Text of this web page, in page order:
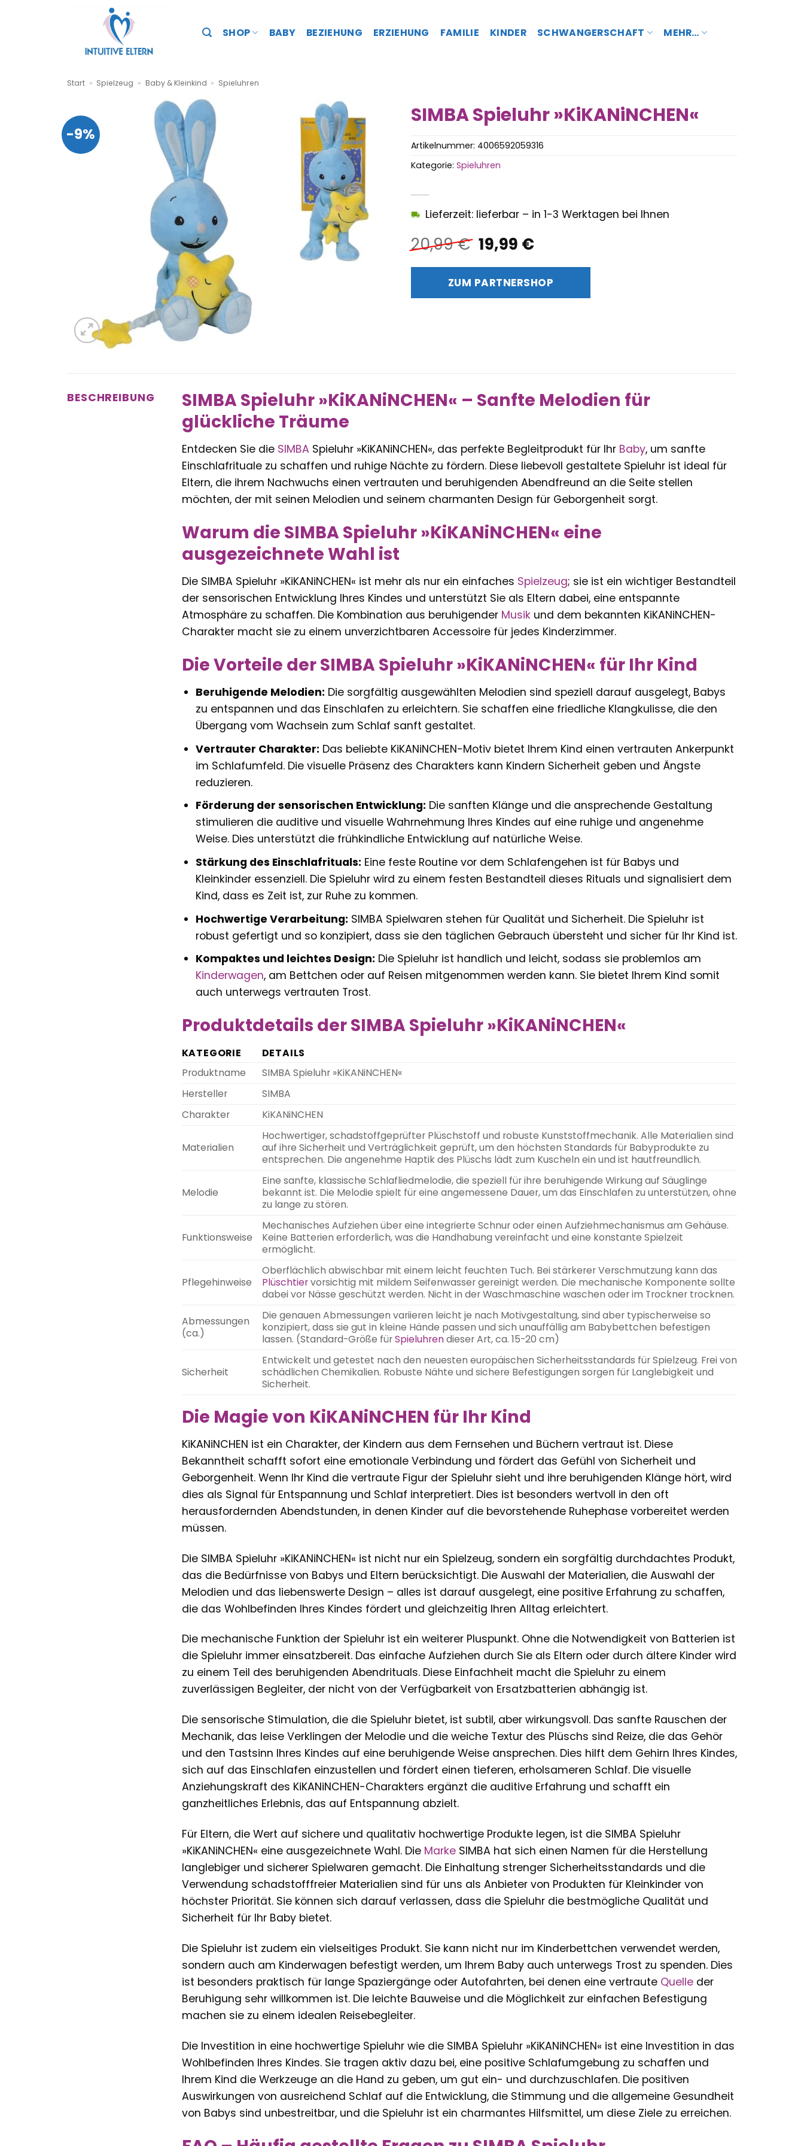
SHOP BABY BEZIEHUNG ERZIEHUNG FAMILIE KINDER SCHWANGERSCHAFT MEHR…
Start » Spielzeug » Baby & Kleinkind » Spieluhren
-9%
SIMBA Spieluhr »KiKANiNCHEN«
20,99€ Ursprünglicher
Preis
war:
20,99 €
19,99 €Aktueller
ist:
19,99 €.
Lieferzeit: lieferbar – in 1-3 Werktagen bei Ihnen
ZUM PARTNERSHOP
Artikelnummer: 4006592059316
Kategorie: Spieluhren
BESCHREIBUNG
SIMBA Spieluhr »KiKANiNCHEN« – Sanfte Melodien für
glückliche Träume
Entdecken Sie die SIMBASpieluhr »KiKANiNCHEN«, das perfekte Begleitprodukt für Ihr Baby, um sanfte
Einschlafrituale zu schaffen und ruhige Nächte zu fördern. Diese liebevoll gestaltete Spieluhr ist ideal für
Eltern, die ihrem Nachwuchs einen vertrauten und beruhigenden Abendfreund an die Seite stellen
möchten, der mit seinen Melodien und seinem charmanten Design für Geborgenheit sorgt.
Warum die SIMBA Spieluhr »KiKANiNCHEN« eine
ausgezeichnete Wahl ist
Die SIMBA Spieluhr »KiKANiNCHEN« ist mehr als nur ein einfaches Spielzeug; sie ist ein wichtiger Bestandteil
der sensorischen Entwicklung Ihres Kindes und unterstützt Sie als Eltern dabei, eine entspannte
Atmosphäre zu schaffen. Die Kombination aus beruhigender Musikund dem bekannten KiKANiNCHEN-
Charakter macht sie zu einem unverzichtbaren Accessoire für jedes Kinderzimmer.
Die Vorteile der SIMBA Spieluhr »KiKANiNCHEN« für Ihr Kind
Beruhigende Melodien: Die sorgfältig ausgewählten Melodien sind speziell darauf ausgelegt, Babys
zu entspannen und das Einschlafen zu erleichtern. Sie schaffen eine friedliche Klangkulisse, die den
Übergang vom Wachsein zum Schlaf sanft gestaltet.
Vertrauter Charakter: Das beliebte KiKANiNCHEN-Motiv bietet Ihrem Kind einen vertrauten Ankerpunkt
im Schlafumfeld. Die visuelle Präsenz des Charakters kann Kindern Sicherheit geben und Ängste
reduzieren.
Förderung der sensorischen Entwicklung: Die sanften Klänge und die ansprechende Gestaltung
stimulieren die auditive und visuelle Wahrnehmung Ihres Kindes auf eine ruhige und angenehme
Weise. Dies unterstützt die frühkindliche Entwicklung auf natürliche Weise.
Stärkung des Einschlafrituals: Eine feste Routine vor dem Schlafengehen ist für Babys und
Kleinkinder essenziell. Die Spieluhr wird zu einem festen Bestandteil dieses Rituals und signalisiert dem
Kind, dass es Zeit ist, zur Ruhe zu kommen.
Hochwertige Verarbeitung: SIMBA Spielwaren stehen für Qualität und Sicherheit. Die Spieluhr ist
robust gefertigt und so konzipiert, dass sie den täglichen Gebrauch übersteht und sicher für Ihr Kind ist.
Kompaktes und leichtes Design: Die Spieluhr ist handlich und leicht, sodass sie problemlos am
Kinderwagen, am Bettchen oder auf Reisen mitgenommen werden kann. Sie bietet Ihrem Kind somit
auch unterwegs vertrauten Trost.
Produktdetails der SIMBA Spieluhr »KiKANiNCHEN«
KATEGORIE
DETAILS
Produktname
SIMBA Spieluhr »KiKANiNCHEN«
Hersteller
SIMBA
Charakter
KiKANiNCHEN
Materialien
Hochwertiger, schadstoffgeprüfter Plüschstoff und robuste Kunststoffmechanik. Alle Materialien sind
auf ihre Sicherheit und Verträglichkeit geprüft, um den höchsten Standards für Babyprodukte zu
entsprechen. Die angenehme Haptik des Plüschs lädt zum Kuscheln ein und ist hautfreundlich.
Melodie
Eine sanfte, klassische Schlafliedmelodie, die speziell für ihre beruhigende Wirkung auf Säuglinge
bekannt ist. Die Melodie spielt für eine angemessene Dauer, um das Einschlafen zu unterstützen, ohne
zu lange zu stören.
Funktionsweise
Mechanisches Aufziehen über eine integrierte Schnur oder einen Aufziehmechanismus am Gehäuse.
Keine Batterien erforderlich, was die Handhabung vereinfacht und eine konstante Spielzeit
ermöglicht.
Pflegehinweise
Oberflächlich abwischbar mit einem leicht feuchten Tuch. Bei stärkerer Verschmutzung kann das
Plüschtiervorsichtig mit mildem Seifenwasser gereinigt werden. Die mechanische Komponente sollte
dabei vor Nässe geschützt werden. Nicht in der Waschmaschine waschen oder im Trockner trocknen.
Abmessungen
(ca.)
Die genauen Abmessungen variieren leicht je nach Motivgestaltung, sind aber typischerweise so
konzipiert, dass sie gut in kleine Hände passen und sich unauffällig am Babybettchen befestigen
lassen. (Standard-Größe fürSpieluhrendieser Art, ca. 15-20 cm)
Sicherheit
Entwickelt und getestet nach den neuesten europäischen Sicherheitsstandards für Spielzeug. Frei von
schädlichen Chemikalien. Robuste Nähte und sichere Befestigungen sorgen für Langlebigkeit und
Sicherheit.
Die Magie von KiKANiNCHEN für Ihr Kind
KiKANiNCHEN ist ein Charakter, der Kindern aus dem Fernsehen und Büchern vertraut ist. Diese
Bekanntheit schafft sofort eine emotionale Verbindung und fördert das Gefühl von Sicherheit und
Geborgenheit. Wenn Ihr Kind die vertraute Figur der Spieluhr sieht und ihre beruhigenden Klänge hört, wird
dies als Signal für Entspannung und Schlaf interpretiert. Dies ist besonders wertvoll in den oft
herausfordernden Abendstunden, in denen Kinder auf die bevorstehende Ruhephase vorbereitet werden
müssen.
Die SIMBA Spieluhr »KiKANiNCHEN« ist nicht nur ein Spielzeug, sondern ein sorgfältig durchdachtes Produkt,
das die Bedürfnisse von Babys und Eltern berücksichtigt. Die Auswahl der Materialien, die Auswahl der
Melodien und das liebenswerte Design – alles ist darauf ausgelegt, eine positive Erfahrung zu schaffen,
die das Wohlbefinden Ihres Kindes fördert und gleichzeitig Ihren Alltag erleichtert.
Die mechanische Funktion der Spieluhr ist ein weiterer Pluspunkt. Ohne die Notwendigkeit von Batterien ist
die Spieluhr immer einsatzbereit. Das einfache Aufziehen durch Sie als Eltern oder durch ältere Kinder wird
zu einem Teil des beruhigenden Abendrituals. Diese Einfachheit macht die Spieluhr zu einem
zuverlässigen Begleiter, der nicht von der Verfügbarkeit von Ersatzbatterien abhängig ist.
Die sensorische Stimulation, die die Spieluhr bietet, ist subtil, aber wirkungsvoll. Das sanfte Rauschen der
Mechanik, das leise Verklingen der Melodie und die weiche Textur des Plüschs sind Reize, die das Gehör
und den Tastsinn Ihres Kindes auf eine beruhigende Weise ansprechen. Dies hilft dem Gehirn Ihres Kindes,
sich auf das Einschlafen einzustellen und fördert einen tieferen, erholsameren Schlaf. Die visuelle
Anziehungskraft des KiKANiNCHEN-Charakters ergänzt die auditive Erfahrung und schafft ein
ganzheitliches Erlebnis, das auf Entspannung abzielt.
Für Eltern, die Wert auf sichere und qualitativ hochwertige Produkte legen, ist die SIMBA Spieluhr
»KiKANiNCHEN« eine ausgezeichnete Wahl. Die MarkeSIMBA hat sich einen Namen für die Herstellung
langlebiger und sicherer Spielwaren gemacht. Die Einhaltung strenger Sicherheitsstandards und die
Verwendung schadstofffreier Materialien sind für uns als Anbieter von Produkten für Kleinkinder von
höchster Priorität. Sie können sich darauf verlassen, dass die Spieluhr die bestmögliche Qualität und
Sicherheit für Ihr Baby bietet.
Die Spieluhr ist zudem ein vielseitiges Produkt. Sie kann nicht nur im Kinderbettchen verwendet werden,
sondern auch am Kinderwagen befestigt werden, um Ihrem Baby auch unterwegs Trost zu spenden. Dies
ist besonders praktisch für lange Spaziergänge oder Autofahrten, bei denen eine vertraute Quelleder
Beruhigung sehr willkommen ist. Die leichte Bauweise und die Möglichkeit zur einfachen Befestigung
machen sie zu einem idealen Reisebegleiter.
Die Investition in eine hochwertige Spieluhr wie die SIMBA Spieluhr »KiKANiNCHEN« ist eine Investition in das
Wohlbefinden Ihres Kindes. Sie tragen aktiv dazu bei, eine positive Schlafumgebung zu schaffen und
Ihrem Kind die Werkzeuge an die Hand zu geben, um gut ein- und durchzuschlafen. Die positiven
Auswirkungen von ausreichend Schlaf auf die Entwicklung, die Stimmung und die allgemeine Gesundheit
von Babys sind unbestreitbar, und die Spieluhr ist ein charmantes Hilfsmittel, um diese Ziele zu erreichen.